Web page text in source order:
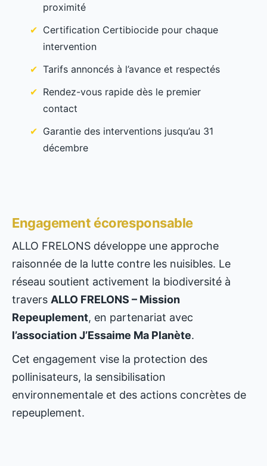
proximité
Certification Certibiocide pour chaque
intervention
Tarifs annoncés à l’avance et respectés
Rendez-vous rapide dès le premier
contact
Garantie des interventions jusqu’au 31
décembre
Engagement écoresponsable
ALLO FRELONS développe une approche
raisonnée de la lutte contre les nuisibles. Le
réseau soutient activement la biodiversité à
travers ALLO FRELONS – Mission
Repeuplement, en partenariat avec
l’association J’Essaime Ma Planète.
Cet engagement vise la protection des
pollinisateurs, la sensibilisation
environnementale et des actions concrètes de
repeuplement.